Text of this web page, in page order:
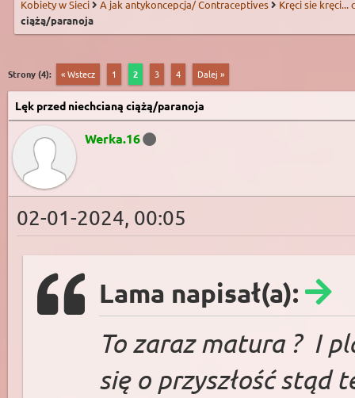
Kobiety w Sieci A jak antykoncepcja/ Contraceptives
Kręci sie kręci...
ciążą/paranoja
Strony (4): « Wstecz 1 2 3 4 Dalej »
Lęk przed niechcianą ciążą/paranoja
Werka.16
02-01-2024, 00:05
Lama napisał(a):
To zaraz matura ? I
się o przyszłość stąd